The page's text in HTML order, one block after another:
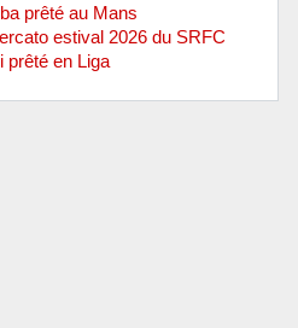
prêté au Mans
estival 2026 du SRFC
prêté en Liga